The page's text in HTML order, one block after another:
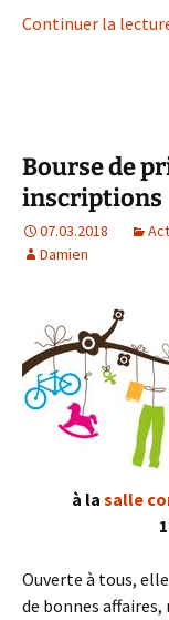
Continuer la
Bourse de
inscriptions
07.03.2018
Damien
à la salle
Ouverte à tous,
de bonnes